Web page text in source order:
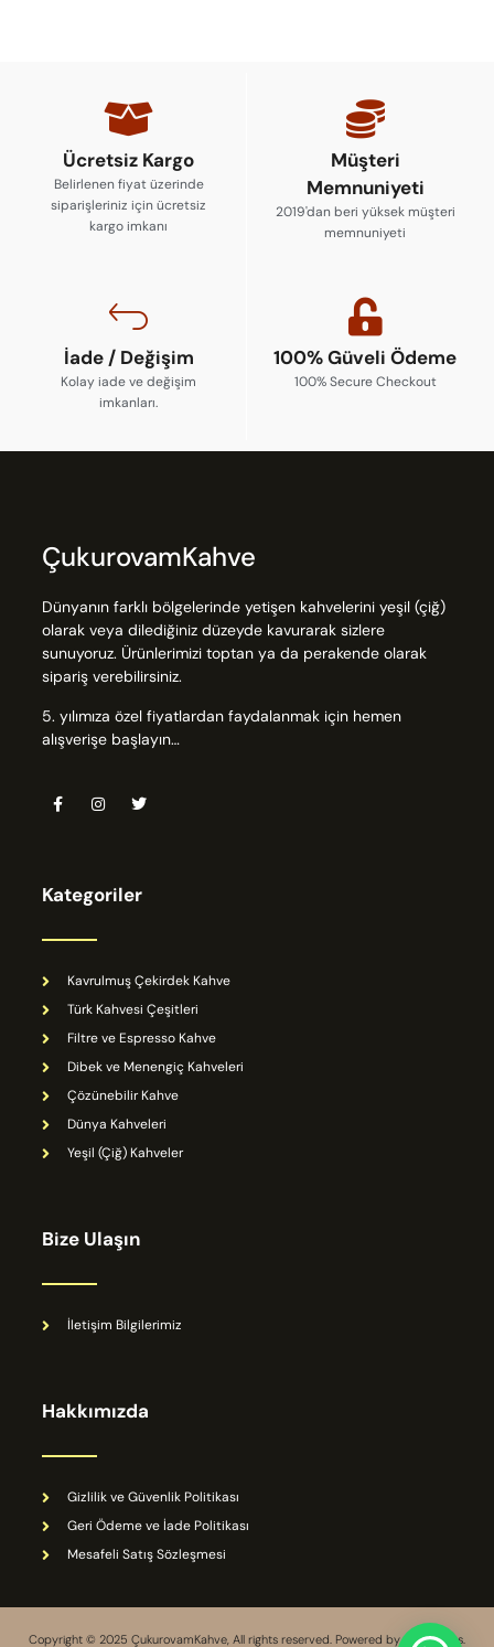
Ücretsiz Kargo
Belirlenen fiyat üzerinde
siparişleriniz için ücretsiz
kargo imkanı
Müşteri
Memnuniyeti
2019'dan beri yüksek müşteri
memnuniyeti
İade / Değişim
Kolay iade ve değişim
imkanları.
100% Güveli Ödeme
100% Secure Checkout
ÇukurovamKahve
Dünyanın farklı bölgelerinde yetişen kahvelerini yeşil (çiğ)
olarak veya dilediğiniz düzeyde kavurarak sizlere
sunuyoruz. Ürünlerimizi toptan ya da perakende olarak
sipariş verebilirsiniz.
5. yılımıza özel fiyatlardan faydalanmak için hemen
alışverişe başlayın…
Kategoriler
Kavrulmuş Çekirdek Kahve
Türk Kahvesi Çeşitleri
Filtre ve Espresso Kahve
Dibek ve Menengiç Kahveleri
Çözünebilir Kahve
Dünya Kahveleri
Yeşil (Çiğ) Kahveler
Bize Ulaşın
İletişim Bilgilerimiz
Hakkımızda
Gizlilik ve Güvenlik Politikası
Geri Ödeme ve İade Politikası
Mesafeli Satış Sözleşmesi
Copyright © 2025 ÇukurovamKahve, All rights reserved. Powered by Contrajans.